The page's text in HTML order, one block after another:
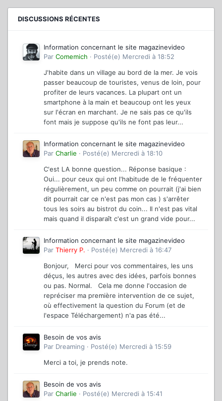
DISCUSSIONS RÉCENTES
Information concernant le site magazinevideo
Par Comemich · Posté(e) Mercredi à 18:52
J'habite dans un village au bord de la mer. Je vois
passer beaucoup de touristes, venus de loin, pour
profiter de leurs vacances. La plupart ont un
smartphone à la main et beaucoup ont les yeux
sur l'écran en marchant. Je ne sais pas ce qu'ils
font mais je suppose qu'ils ne font pas leur...
Information concernant le site magazinevideo
Par Charlie · Posté(e) Mercredi à 18:10
C'est LA bonne question... Réponse basique :
Oui... pour ceux qui ont l'habitude de le fréquenter
régulièrement, un peu comme on pourrait (j'ai bien
dit pourrait car ce n'est pas mon cas ) s'arrêter
tous les soirs au bistrot du coin... Il n'est pas vital
mais quand il disparaît c'est un grand vide pour...
Information concernant le site magazinevideo
Par Thierry P. · Posté(e) Mercredi à 16:47
Bonjour, Merci pour vos commentaires, les uns
déçus, les autres avec des idées, parfois bonnes
ou pas. Normal. Cela me donne l'occasion de
repréciser ma première intervention de ce sujet,
où effectivement la question du Forum (et de
l'espace Téléchargement) n'a pas été...
Besoin de vos avis
Par Dreaming · Posté(e) Mercredi à 15:59
Merci a toi, je prends note.
Besoin de vos avis
Par Charlie · Posté(e) Mercredi à 15:41